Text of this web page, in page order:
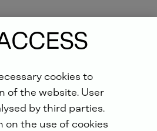
cookies to
of the website. User
by third parties.
the use of cookies